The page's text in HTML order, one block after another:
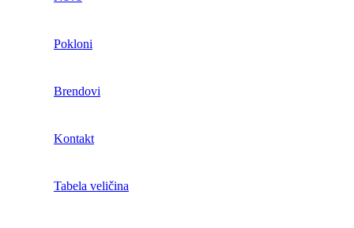
Pokloni
Brendovi
Kontakt
Tabela veličina